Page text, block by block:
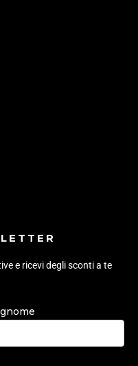
e ricevi degli sconti a te